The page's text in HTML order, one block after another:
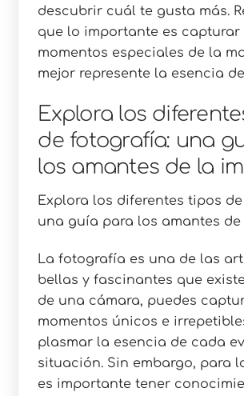
descubrir cuál te gusta más.
que lo importante es capturar
momentos especiales de la
mejor represente la esencia
Explora los
de fotografía: una
los amantes de la
Explora los diferentes tipos
una guía para los amantes
La fotografía es una de las
bellas y fascinantes que
de una cámara, puedes
momentos únicos e
plasmar la esencia de cada
situación. Sin embargo, para
es importante tener